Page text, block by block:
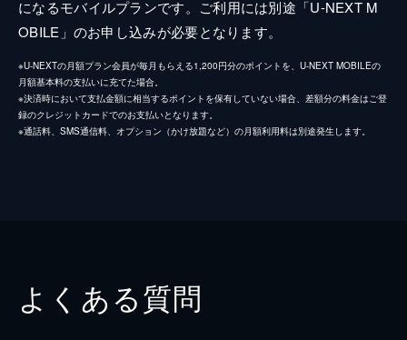
になるモバイルプランです。ご利用には別途「U-NEXT M
OBILE」のお申し込みが必要となります。
※U-NEXTの月額プラン会員が毎月もらえる1,200円分のポイントを、U-NEXT MOBILEの
月額基本料の支払いに充てた場合。
※決済時において支払金額に相当するポイントを保有していない場合、差額分の料金はご登
録のクレジットカードでのお支払いとなります。
※通話料、SMS通信料、オプション（かけ放題など）の月額利用料は別途発生します。
よくある質問